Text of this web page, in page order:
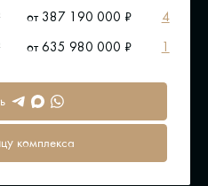
от 387 190 000 ₽
4
от 635 980 000 ₽ 1
комплекса